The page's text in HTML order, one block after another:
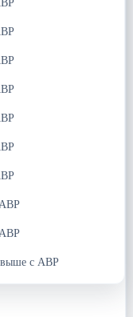
АВР
АВР
выше с АВР